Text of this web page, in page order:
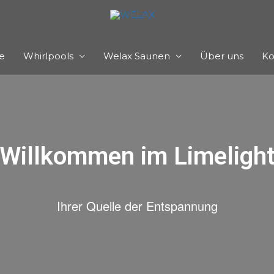
Whirlpools Welax Saunen Über uns
im
Ihrer Quelle der Entspannung